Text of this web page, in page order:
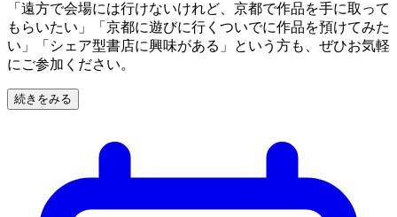
「遠方で会場には行けないけれど、京都で作品を手に取って
もらいたい」「京都に遊びに行くついでに作品を預けてみた
い」「シェア型書店に興味がある」という方も、ぜひお気軽
にご参加ください。
続きをみる